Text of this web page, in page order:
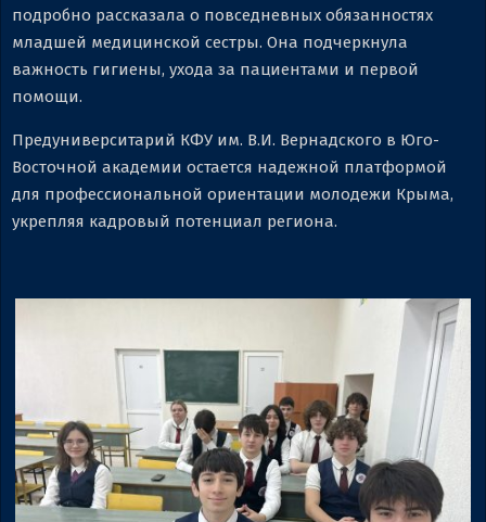
подробно рассказала о повседневных обязанностях
младшей медицинской сестры. Она подчеркнула
важность гигиены, ухода за пациентами и первой
помощи.
Предуниверситарий КФУ им. В.И. Вернадского в Юго-
Восточной академии остается надежной платформой
для профессиональной ориентации молодежи Крыма,
укрепляя кадровый потенциал региона.